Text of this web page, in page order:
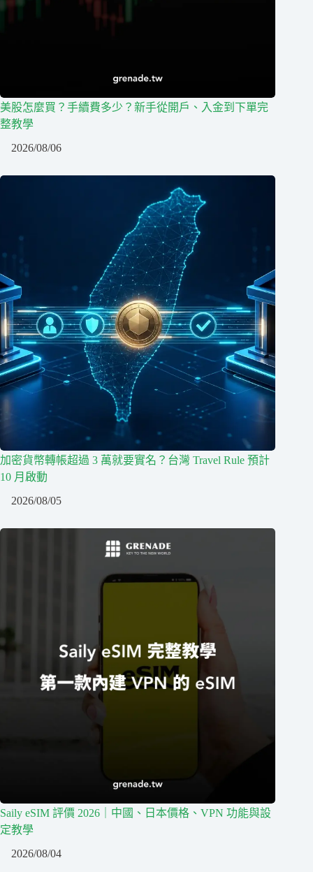
美股怎麼買？手續費多少？新手從開戶、入金到下單完
整教學
2026/08/06
加密貨幣轉帳超過 3 萬就要實名？台灣 Travel Rule 預計
10 月啟動
2026/08/05
Saily eSIM 評價 2026｜中國、日本價格、VPN 功能與設
定教學
2026/08/04